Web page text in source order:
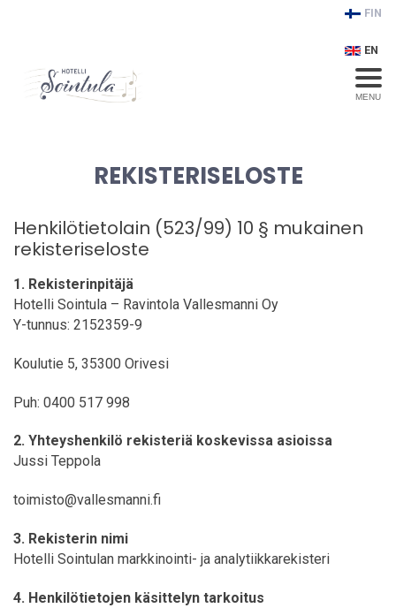
FIN
EN
MENU
REKISTERISELOSTE
Henkilötietolain (523/99) 10 § mukainen
rekisteriseloste
1. Rekisterinpitäjä
Hotelli Sointula – Ravintola Vallesmanni Oy
Y-tunnus: 2152359-9
Koulutie 5, 35300 Orivesi
Puh: 0400 517 998
2. Yhteyshenkilö rekisteriä koskevissa asioissa
Jussi Teppola
toimisto@vallesmanni.fi
3. Rekisterin nimi
Hotelli Sointulan markkinointi- ja analytiikkarekisteri
4. Henkilötietojen käsittelyn tarkoitus